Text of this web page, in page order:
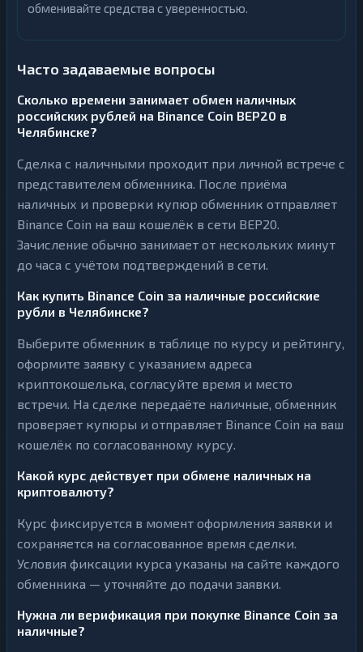
обменивайте средства с уверенностью.
Часто задаваемые вопросы
Сколько времени занимает обмен наличных
российских рублей на Binance Coin BEP20 в
Челябинске?
Сделка с наличными проходит при личной встрече с
представителем обменника. После приёма
наличных и проверки купюр обменник отправляет
Binance Coin на ваш кошелёк в сети BEP20.
Зачисление обычно занимает от нескольких минут
до часа с учётом подтверждений в сети.
Как купить Binance Coin за наличные российские
рубли в Челябинске?
Выберите обменник в таблице по курсу и рейтингу,
оформите заявку с указанием адреса
криптокошелька, согласуйте время и место
встречи. На сделке передаёте наличные, обменник
проверяет купюры и отправляет Binance Coin на ваш
кошелёк по согласованному курсу.
Какой курс действует при обмене наличных на
криптовалюту?
Курс фиксируется в момент оформления заявки и
сохраняется на согласованное время сделки.
Условия фиксации курса указаны на сайте каждого
обменника — уточняйте до подачи заявки.
Нужна ли верификация при покупке Binance Coin за
наличные?